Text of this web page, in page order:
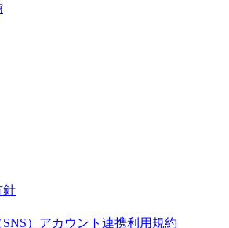
針
）アカウント連携利用規約